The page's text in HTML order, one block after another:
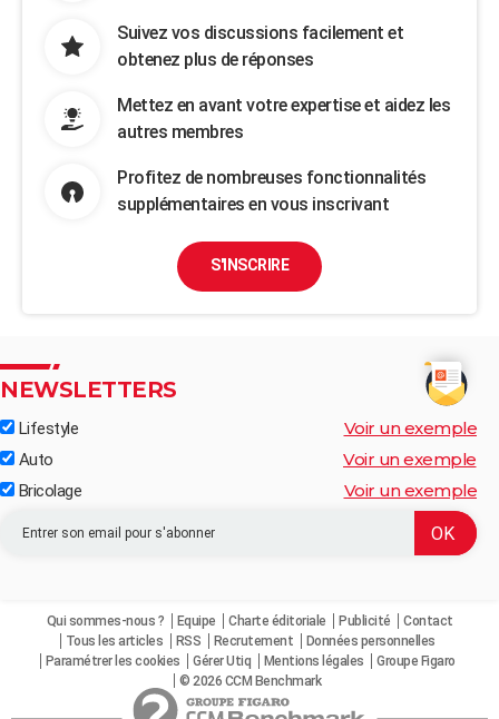
Suivez vos discussions facilement et
obtenez plus de réponses
Mettez en avant votre expertise et aidez les
autres membres
Profitez de nombreuses fonctionnalités
supplémentaires en vous inscrivant
S'INSCRIRE
NEWSLETTERS
Lifestyle Voir un exemple
Auto Voir un exemple
Bricolage Voir un exemple
Qui sommes-nous ? Equipe Charte éditoriale Publicité
Contact
Tous les articles
RSS Recrutement
Données personnelles
Paramétrer les cookies
Gérer Utiq Mentions légales
Groupe Figaro
© 2026 CCM Benchmark